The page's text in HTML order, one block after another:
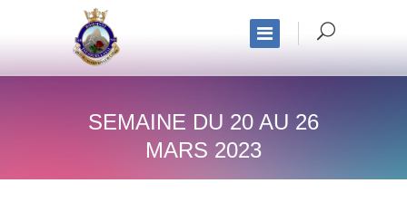
SEMAINE DU 20 AU 26
MARS 2023